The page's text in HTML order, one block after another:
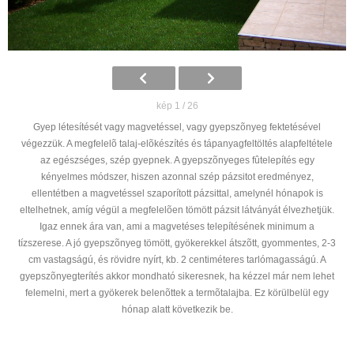
kép 1 / 26
Gyep létesítését vagy magvetéssel, vagy gyepszõnyeg fektetésével
végezzük. A megfelelõ talaj-elõkészítés és tápanyagfeltöltés alapfeltétele
az egészséges, szép gyepnek. A gyepszõnyeges fûtelepítés egy
kényelmes módszer, hiszen azonnal szép pázsitot eredményez,
ellentétben a magvetéssel szaporított pázsittal, amelynél hónapok is
eltelhetnek, amíg végül a megfelelõen tömött pázsit látványát élvezhetjük.
Igaz ennek ára van, ami a magvetéses telepítésének minimum a
tízszerese. A jó gyepszõnyeg tömött, gyökerekkel átszõtt, gyommentes, 2-3
cm vastagságú, és rövidre nyírt, kb. 2 centiméteres tarlómagasságú. A
gyepszõnyegterítés akkor mondható sikeresnek, ha kézzel már nem lehet
felemelni, mert a gyökerek belenõttek a termõtalajba. Ez körülbelül egy
hónap alatt következik be.